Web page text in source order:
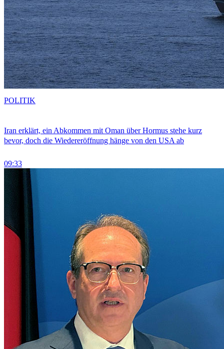
Iran erklärt, ein Abkommen mit Oman über Hormus stehe kurz
bevor, doch die Wiedereröffnung hänge von den USA ab
09:33
POLITIK